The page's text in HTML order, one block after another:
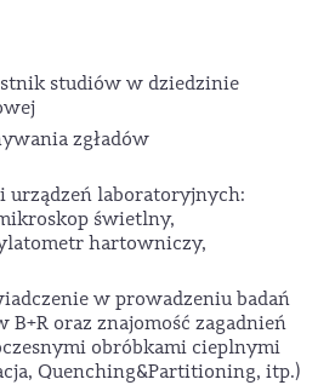
studiów w dziedzinie
zgładów
urządzeń laboratoryjnych:
świetlny,
hartowniczy,
w prowadzeniu badań
oraz znajomość zagadnień
obróbkami cieplnymi
Quenching&Partitioning, itp.)